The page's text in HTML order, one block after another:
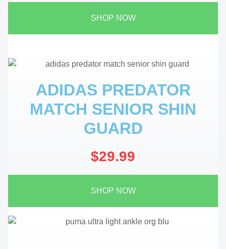
SHOP NOW
ADIDAS PREDATOR
MATCH SENIOR SHIN
GUARD
$29.99
SHOP NOW